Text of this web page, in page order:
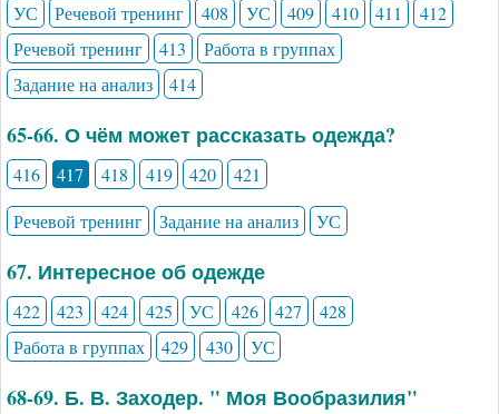
УС
Речевой тренинг 408 УС 409 410 411
412
Речевой тренинг
413
Работа в группах
Задание на анализ
414
65-66. О чём может рассказать одежда?
416 417 418 419 420
421
Речевой тренинг
Задание на анализ УС
67. Интересное об одежде
422 423 424 425 УС 426 427
428
Работа в группах
429 430 УС
68-69. Б. В. Заходер. " Моя Вообразилия"